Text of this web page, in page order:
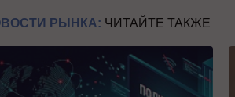
РЫНКА: ЧИТАЙТЕ ТАКЖЕ